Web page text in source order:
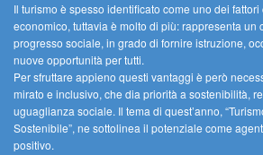
Il turismo è spesso identificato come uno dei
economico, tuttavia è molto di più: rappresenta un
progresso sociale, in grado di fornire istruzione,
nuove opportunità per tutti.
Per sfruttare appieno questi vantaggi è però
mirato e inclusivo, che dia priorità a sostenibilità,
uguaglianza sociale. Il tema di quest’anno,
Sostenibile”, ne sottolinea il potenziale come
positivo.